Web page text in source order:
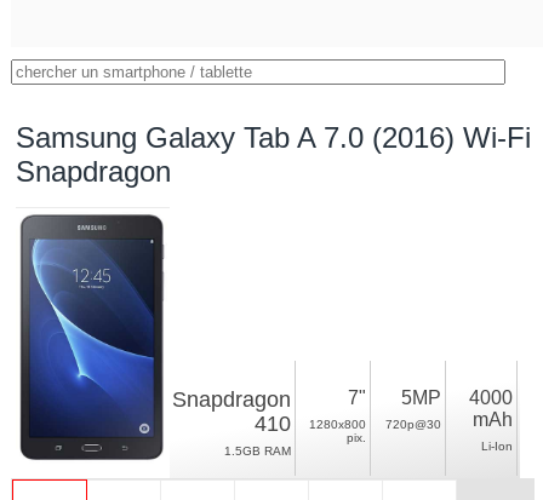
Samsung Galaxy Tab A 7.0 (2016) Wi-Fi
Snapdragon
Snapdragon
410
1.5GB RAM
7"
1280x800
pix.
5MP
720p@30
4000
mAh
Li-Ion